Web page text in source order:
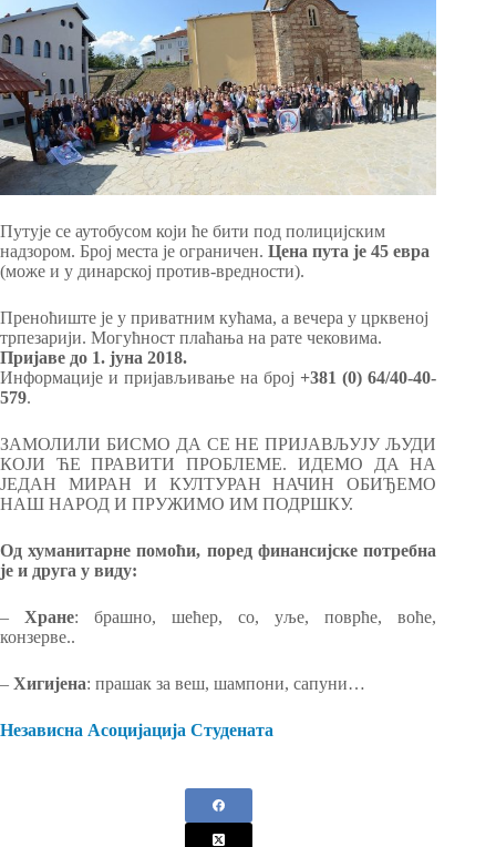
Путује се аутобусом који ће бити под полицијским
надзором. Број места је ограничен. Цена пута је 45 евра
(може и у динарској против-вредности).
Преноћиште је у приватним кућама, а вечера у црквеној
трпезарији. Могућност плаћања на рате чековима.
Пријаве до 1. јуна 2018.
Информације и пријављивање на број+381 (0) 64/40-40-
579.
ЗАМОЛИЛИ БИСМО ДА СЕ НЕ ПРИЈАВЉУЈУ ЉУДИ
КОЈИ ЋЕ ПРАВИТИ ПРОБЛЕМЕ. ИДЕМО ДА НА
ЈЕДАН МИРАН И КУЛТУРАН НАЧИН ОБИЂЕМО
НАШ НАРОД И ПРУЖИМО ИМ ПОДРШКУ.
Од хуманитарне помоћи, поред финансијске потребна
је и друга у виду:
–Хране: брашно, шећер, со, уље, поврће, воће,
конзерве..
– Хигијена: прашак за веш, шампони, сапуни…
Независна Асоцијација Студената